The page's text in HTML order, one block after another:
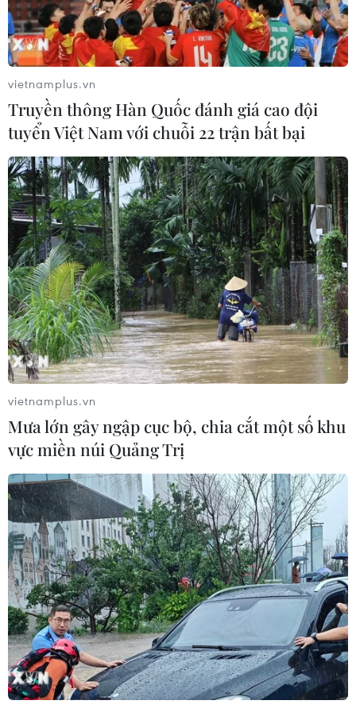
#Khu Du lịch Tam Chúc
#Chủ tịch Quốc hội Vương Đình Huệ
#Tuần Văn hóa-Du lịch Hà Nam
#Việt Nam-Nhật Bản
Hà Nam
Ninh Bình
Theo dõi VietnamPlus
TIN CÙNG CHUYÊN MỤC
Phát huy giá trị văn hóa, khơi dậy
nguồn lực phát triển từ các địa
phương
09/08/2026 05:48
Xây dựng hành lang pháp lý để tháo
gỡ điểm nghẽn, đưa công nghiệp văn
hóa phát triển
09/08/2026 05:26
vietnamplus.vn
Truyền thông Hàn Quốc đánh giá cao đội
tuyển Việt Nam với chuỗi 22 trận bất bại
vietnamplus.vn
Mưa lớn gây ngập cục bộ, chia cắt một số khu
vực miền núi Quảng Trị